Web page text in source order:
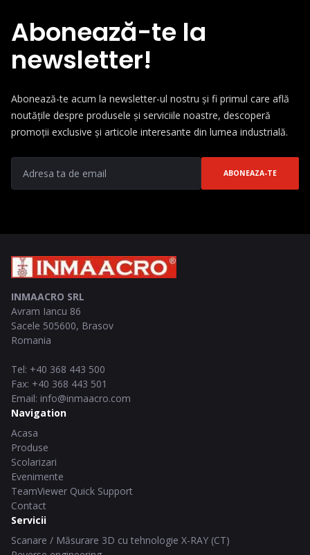
Abonează-te la
newsletter!
Abonează-te acum la newsletter-ul nostru și fi primul care află
noutățile despre produsele și serviciile noastre, descoperă
promoții exclusive și articole interesante din lumea industrială.
ABONEAZA-TE
INMAACRO SRL
Avram Iancu 86
Sacele 505600, Brasov
Romania
Tel: +40 368 443 500
Fax: +40 368 443 501
Email: info@inmaacro.com
Navigation
Acasa
Produse
Scolarizari
Evenimente
TeamViewer Quick Support
Contact
Servicii
Scanare / Măsurare 3D cu tehnologie X-RAY (CT)